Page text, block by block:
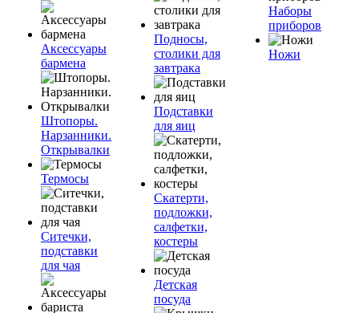
Аксессуары
бармена
Штопоры.
Нарзанники.
Открывалки
Термосы
Ситечки,
подставки
для чая
Подносы,
столики для
завтрака
Подставки
для яиц
Скатерти,
подложки,
салфетки,
костеры
Детская
посуда
Наборы
приборов
Ножи